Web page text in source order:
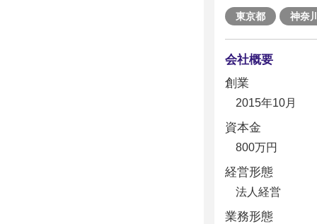
東京都 神奈
会社概要
創業
2015年10月
資本金
800万円
経営形態
法人経営
業務形態